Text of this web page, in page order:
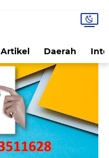
Artikel Daerah